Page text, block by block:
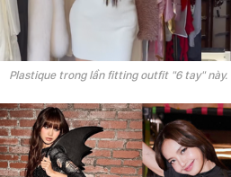
Plastique trong lần fitting outfit "6 tay" này.